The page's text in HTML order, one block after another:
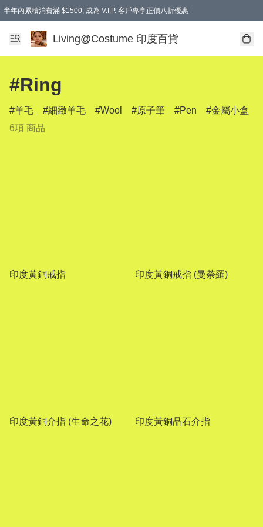
半年內累積消費滿 $1500, 成為 V.I.P. 客戶專享正價八折優惠
滿$600免本地運費
Living@Costume 印度百貨
#Ring
羊毛 細緻羊毛 Wool 原子筆 Pen
金屬小盒
6項 商品
印度黃銅戒指 印度黃銅戒指 (曼荼羅)
印度黃銅介指 (生命之花) 印度黃銅晶石介指